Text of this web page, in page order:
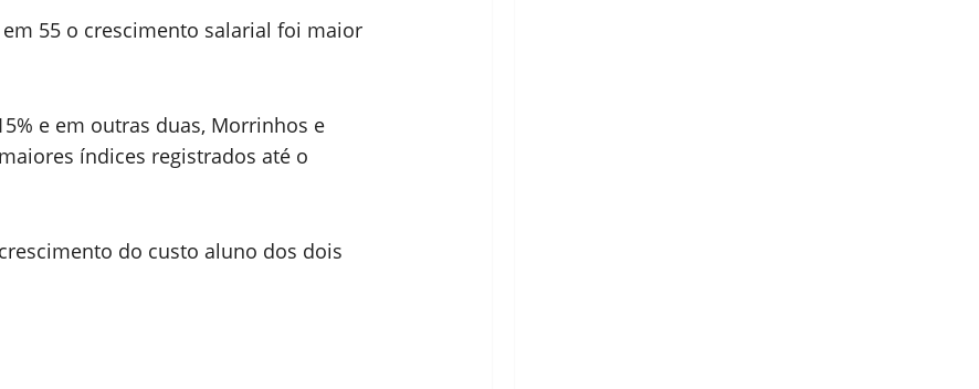
55 o crescimento salarial foi maior
e em outras duas, Morrinhos e
índices registrados até o
do custo aluno dos dois